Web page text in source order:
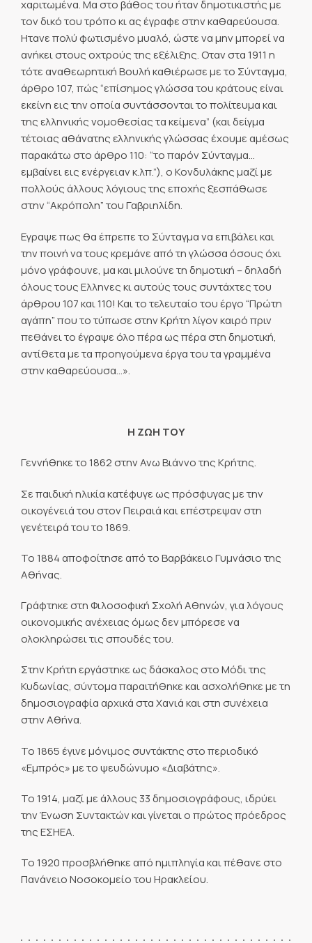
χαριτωμένα. Μα στο βάθος του ήταν δημοτικιστής με
τον δικό του τρόπο κι ας έγραφε στην καθαρεύουσα.
Ητανε πολύ φωτισμένο μυαλό, ώστε να μην μπορεί να
ανήκει στους οχτρούς της εξέλιξης. Οταν στα 1911 η
τότε αναθεωρητική Βουλή καθιέρωσε με το Σύνταγμα,
άρθρο 107, πώς “επίσημος γλώσσα του κράτους είναι
εκείνη εις την οποία συντάσσονται το πολίτευμα και
της ελληνικής νομοθεσίας τα κείμενα” (και δείγμα
τέτοιας αθάνατης ελληνικής γλώσσας έχουμε αμέσως
παρακάτω στο άρθρο 110: “το παρόν Σύνταγμα…
εμβαίνει εις ενέργειαν κ.λπ.”), ο Κονδυλάκης μαζί με
πολλούς άλλους λόγιους της εποχής ξεσπάθωσε
στην “Ακρόπολη” του Γαβριηλίδη.
Εγραψε πως θα έπρεπε το Σύνταγμα να επιβάλει και
την ποινή να τους κρεμάνε από τη γλώσσα όσους όχι
μόνο γράφουνε, μα και μιλούνε τη δημοτική – δηλαδή
όλους τους Ελληνες κι αυτούς τους συντάχτες του
άρθρου 107 και 110! Και το τελευταίο του έργο “Πρώτη
αγάπη” που το τύπωσε στην Κρήτη λίγον καιρό πριν
πεθάνει το έγραψε όλο πέρα ως πέρα στη δημοτική,
αντίθετα με τα προηγούμενα έργα του τα γραμμένα
στην καθαρεύουσα…».
Η ΖΩΗ ΤΟΥ
Γεννήθηκε το 1862 στην Ανω Βιάννο της Κρήτης.
Σε παιδική ηλικία κατέφυγε ως πρόσφυγας με την
οικογένειά του στον Πειραιά και επέστρεψαν στη
γενέτειρά του το 1869.
Το 1884 αποφοίτησε από το Βαρβάκειο Γυμνάσιο της
Αθήνας.
Γράφτηκε στη Φιλοσοφική Σχολή Αθηνών, για λόγους
οικονομικής ανέχειας όμως δεν μπόρεσε να
ολοκληρώσει τις σπουδές του.
Στην Κρήτη εργάστηκε ως δάσκαλος στο Μόδι της
Κυδωνίας, σύντομα παραιτήθηκε και ασχολήθηκε με τη
δημοσιογραφία αρχικά στα Χανιά και στη συνέχεια
στην Αθήνα.
Το 1865 έγινε μόνιμος συντάκτης στο περιοδικό
«Εμπρός» με το ψευδώνυμο «Διαβάτης».
Το 1914, μαζί με άλλους 33 δημοσιογράφους, ιδρύει
την Ένωση Συντακτών και γίνεται ο πρώτος πρόεδρος
της ΕΣΗΕΑ.
Το 1920 προσβλήθηκε από ημιπληγία και πέθανε στο
Πανάνειο Νοσοκομείο του Ηρακλείου.